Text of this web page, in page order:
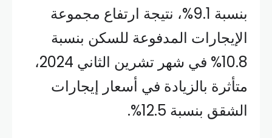
بنسبة 9.1%، نتيجة ارتفاع مجموعة
الإيجارات المدفوعة للسكن بنسبة
10.8% في شهر تشرين الثاني 2024،
متأثرة بالزيادة في أسعار إيجارات
الشقق بنسبة 12.5%.